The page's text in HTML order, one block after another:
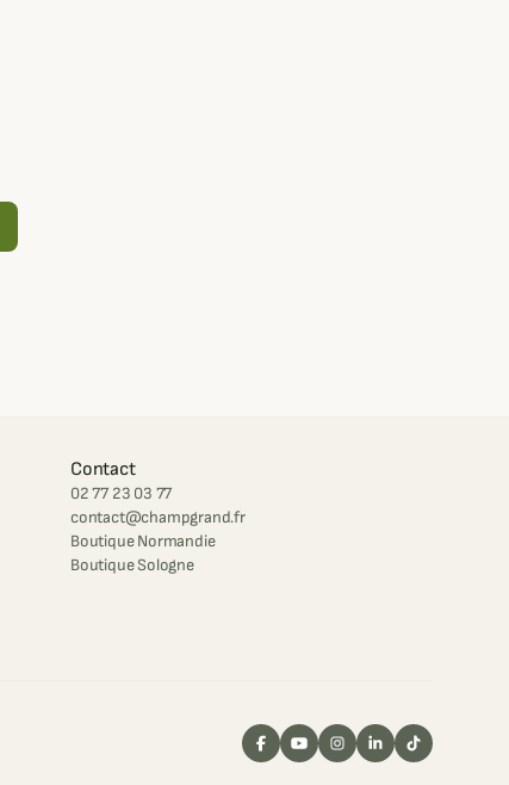
Contact
02 77 23 03 77
contact@champgrand.fr
Boutique Normandie
Boutique Sologne